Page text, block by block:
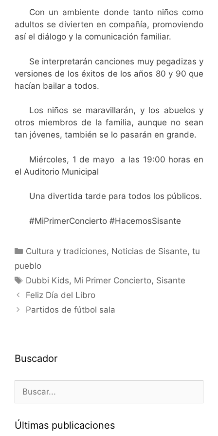
Con un ambiente donde tanto niños como
adultos se divierten en compañía, promoviendo
así el diálogo y la comunicación familiar.
Se interpretarán canciones muy pegadizas y
versiones de los éxitos de los años 80 y 90 que
hacían bailar a todos.
Los niños se maravillarán, y los abuelos y
otros miembros de la familia, aunque no sean
tan jóvenes, también se lo pasarán en grande.
Miércoles, 1 de mayo a las 19:00 horas en
el Auditorio Municipal
Una divertida tarde para todos los públicos.
#MiPrimerConcierto #HacemosSisante
Cultura y tradiciones, Noticias de Sisante, tu
pueblo
Dubbi Kids, Mi Primer Concierto, Sisante
Feliz Día del Libro
Partidos de fútbol sala
Buscador
Últimas publicaciones